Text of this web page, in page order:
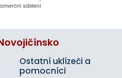
sdělení
Ostatní uklízeči a
pomocníci